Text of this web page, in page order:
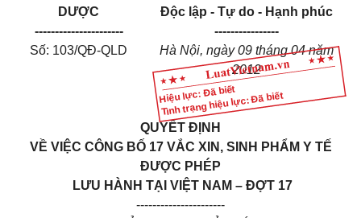
Hiệu lực: Đã biết
Tình trạng hiệu lực: Đã biết
DƯỢC
----------------------
Số: 103/QĐ-QLD
Độc lập - Tự do - Hạnh phúc
----------------
Hà Nội, ngày 09 tháng 04 năm
2012
QUYẾT ĐỊNH
VỀ VIỆC CÔNG BỐ 17 VẮC XIN, SINH PHẨM Y TẾ
ĐƯỢC PHÉP
LƯU HÀNH TẠI VIỆT NAM – ĐỢT 17
----------------------